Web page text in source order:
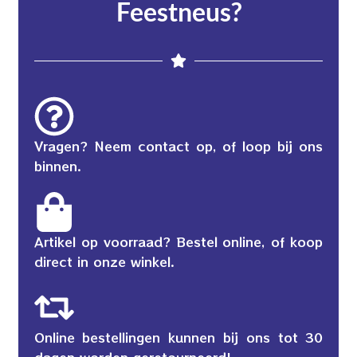
Feestneus?
Vragen? Neem contact op, of loop bij ons
binnen.
Artikel op voorraad? Bestel online, of koop
direct in onze winkel.
Online bestellingen kunnen bij ons tot 30